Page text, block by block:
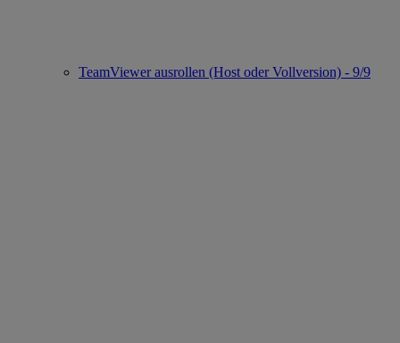
TeamViewer ausrollen (Host oder Vollversion) - 9/9